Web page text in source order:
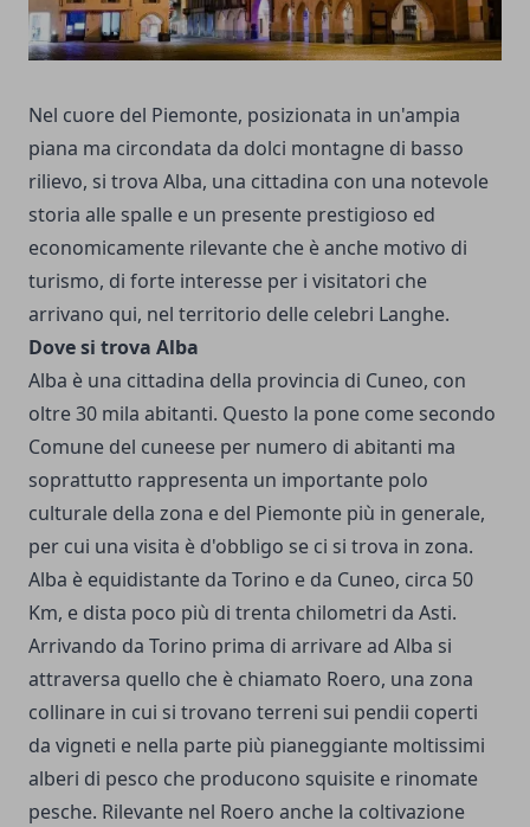
Nel cuore del Piemonte, posizionata in un'ampia
piana ma circondata da dolci montagne di basso
rilievo, si trova Alba, una cittadina con una notevole
storia alle spalle e un presente prestigioso ed
economicamente rilevante che è anche motivo di
turismo, di forte interesse per i visitatori che
arrivano qui, nel territorio delle celebri Langhe.
Dove si trova Alba
Alba è una cittadina della provincia di Cuneo, con
oltre 30 mila abitanti. Questo la pone come secondo
Comune del cuneese per numero di abitanti ma
soprattutto rappresenta un importante polo
culturale della zona e del Piemonte più in generale,
per cui una visita è d'obbligo se ci si trova in zona.
Alba è equidistante da Torino e da Cuneo, circa 50
Km, e dista poco più di trenta chilometri da Asti.
Arrivando da Torino prima di arrivare ad Alba si
attraversa quello che è chiamato Roero, una zona
collinare in cui si trovano terreni sui pendii coperti
da vigneti e nella parte più pianeggiante moltissimi
alberi di pesco che producono squisite e rinomate
pesche. Rilevante nel Roero anche la coltivazione